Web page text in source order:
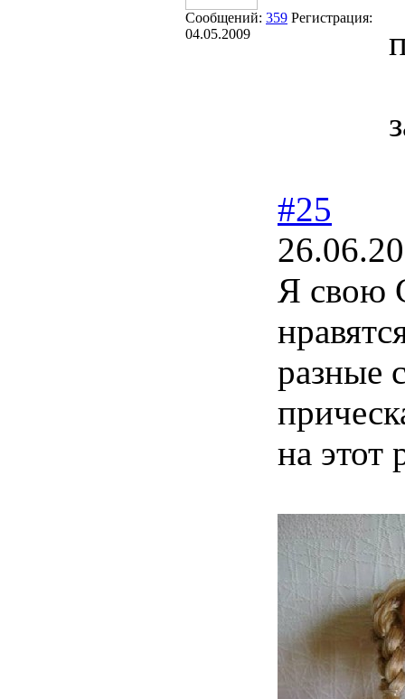
Сообщений: 359 Регистрация:
04.05.2009
#25
Я свою
разные
на этот